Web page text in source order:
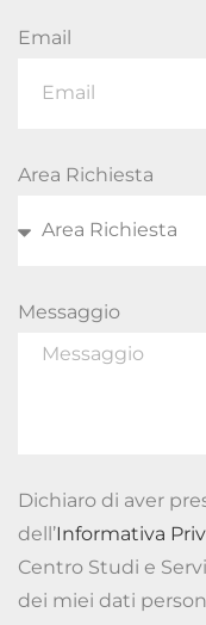
Email
Area Richiesta
Messaggio
Dichiaro di aver
dell’Informativa
Centro Studi e
dei miei dati